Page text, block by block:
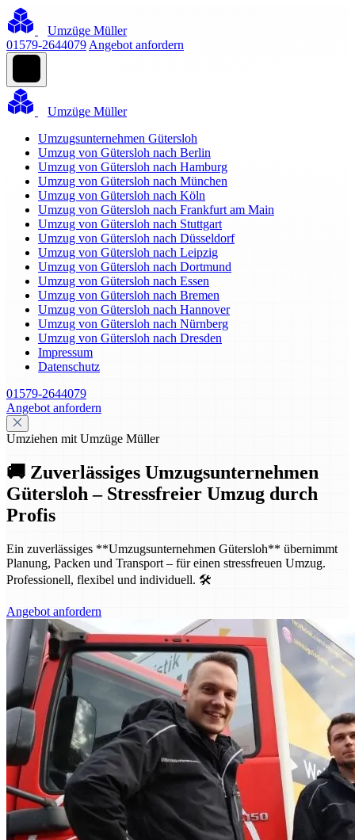
Umzüge Müller
01579-2644079 Angebot anfordern
Umzüge Müller
Umzugsunternehmen Gütersloh
Umzug von Gütersloh nach Berlin
Umzug von Gütersloh nach Hamburg
Umzug von Gütersloh nach München
Umzug von Gütersloh nach Köln
Umzug von Gütersloh nach Frankfurt am Main
Umzug von Gütersloh nach Stuttgart
Umzug von Gütersloh nach Düsseldorf
Umzug von Gütersloh nach Leipzig
Umzug von Gütersloh nach Dortmund
Umzug von Gütersloh nach Essen
Umzug von Gütersloh nach Bremen
Umzug von Gütersloh nach Hannover
Umzug von Gütersloh nach Nürnberg
Umzug von Gütersloh nach Dresden
Impressum
Datenschutz
01579-2644079
Angebot anfordern
Umziehen mit Umzüge Müller
🚚 Zuverlässiges Umzugsunternehmen
Gütersloh – Stressfreier Umzug durch
Profis
Ein zuverlässiges **Umzugsunternehmen Gütersloh** übernimmt
Planung, Packen und Transport – für einen stressfreuen Umzug.
Professionell, flexibel und individuell. 🛠️
Angebot anfordern